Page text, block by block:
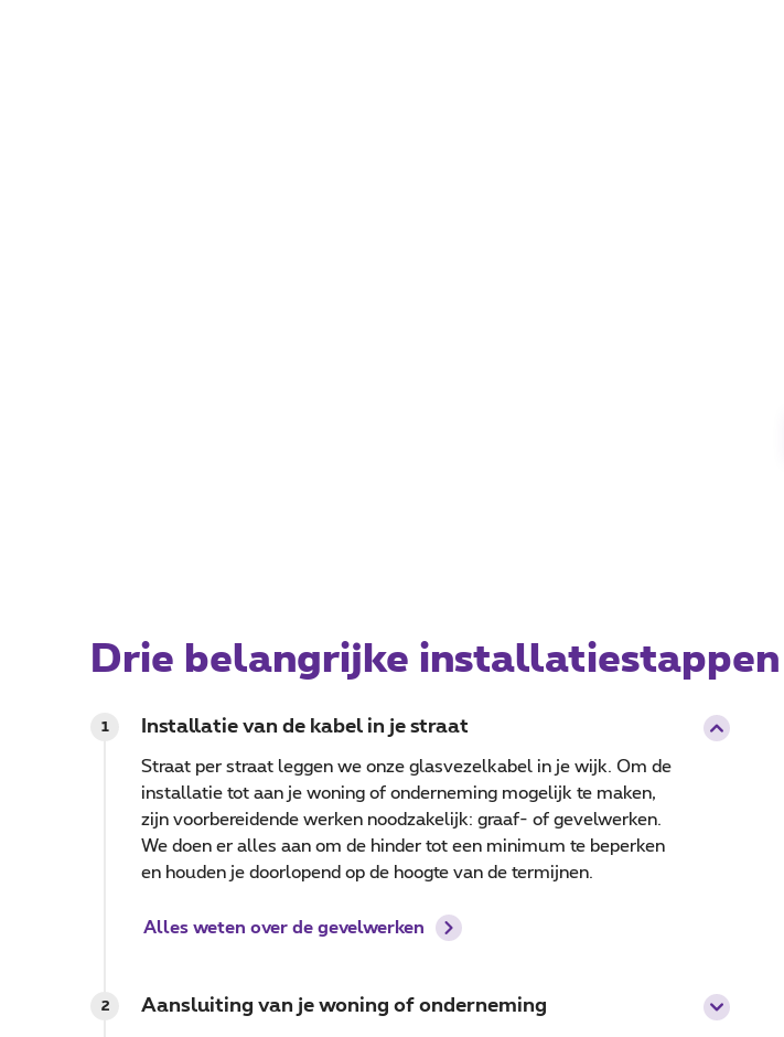
Drie belangrijke installatiestappen
1 Installatie van de kabel in je straat
Straat per straat leggen we onze glasvezelkabel in je wijk. Om de
installatie tot aan je woning of onderneming mogelijk te maken,
zijn voorbereidende werken noodzakelijk: graaf- of gevelwerken.
We doen er alles aan om de hinder tot een minimum te beperken
en houden je doorlopend op de hoogte van de termijnen.
Alles weten over de gevelwerken
2 Aansluiting van je woning of onderneming